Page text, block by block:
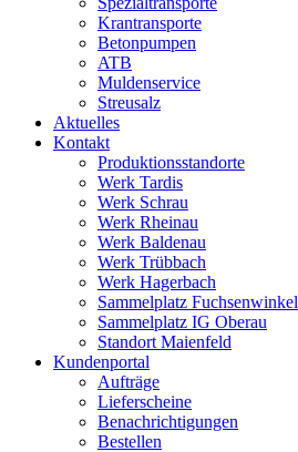
Krantransporte
Betonpumpen
ATB
Muldenservice
Streusalz
Aktuelles
Kontakt
Produktionsstandorte
Werk Tardis
Werk Schrau
Werk Rheinau
Werk Baldenau
Werk Trübbach
Werk Hagerbach
Sammelplatz Fuchsenwinkel
Sammelplatz IG Oberau
Standort Maienfeld
Kundenportal
Aufträge
Lieferscheine
Benachrichtigungen
Bestellen